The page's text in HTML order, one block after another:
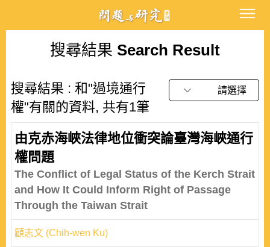
搜尋結果 Search Result
搜尋結果 : 和"過境通行
權"有關的資料, 共有1筆
請選擇
由克赤海峽法律地位衝突論臺灣海峽通行
權問題
The Conflict of Legal Status of the Kerch Strait
and How It Could Inform Right of Passage
Through the Taiwan Strait
顧志文 (Chih-wen Ku)